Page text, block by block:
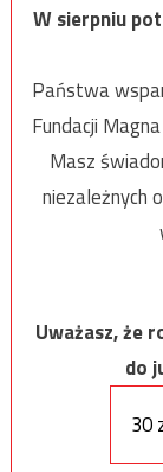
W sierpniu
Państwa
Fundacji
Masz
niezależnych
Uważasz, że
do
30